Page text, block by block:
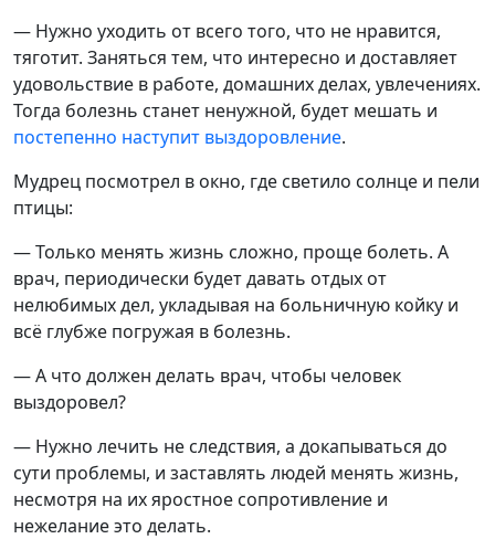
— Нужно уходить от всего того, что не нравится,
тяготит. Заняться тем, что интересно и доставляет
удовольствие в работе, домашних делах, увлечениях.
Тогда болезнь станет ненужной, будет мешать и
постепенно наступит выздоровление.
Мудрец посмотрел в окно, где светило солнце и пели
птицы:
— Только менять жизнь сложно, проще болеть. А
врач, периодически будет давать отдых от
нелюбимых дел, укладывая на больничную койку и
всё глубже погружая в болезнь.
— А что должен делать врач, чтобы человек
выздоровел?
— Нужно лечить не следствия, а докапываться до
сути проблемы, и заставлять людей менять жизнь,
несмотря на их яростное сопротивление и
нежелание это делать.